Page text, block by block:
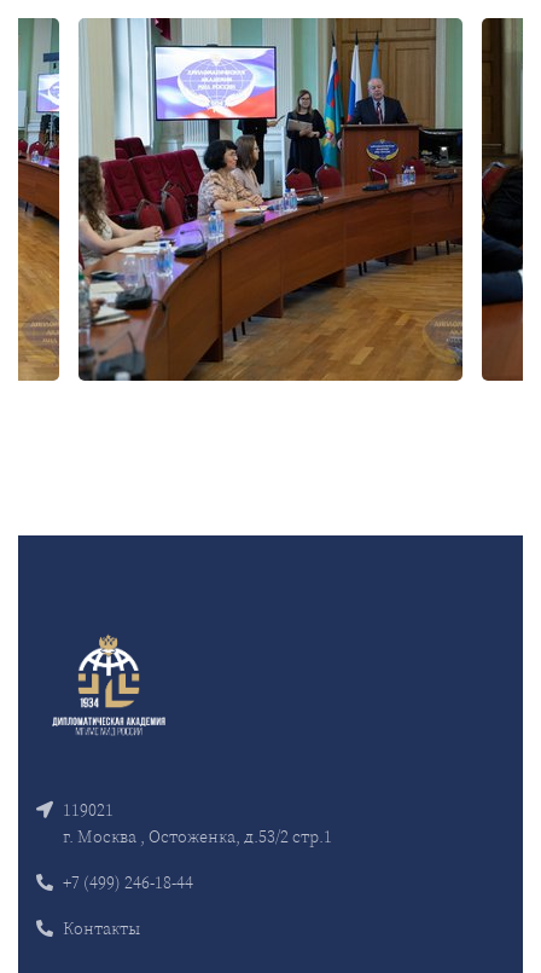
119021
г. Москва , Остоженка, д.53/2 стр.1
+7 (499) 246-18-44
Контакты